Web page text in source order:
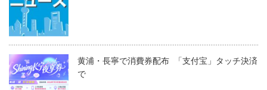
黄浦・長寧で消費券配布 「支付宝」タッチ決済
で